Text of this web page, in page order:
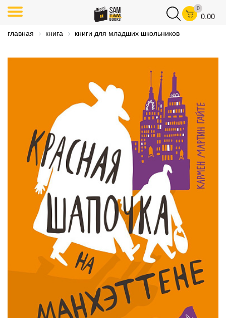
0
0.00
главная книга книги для младших школьников